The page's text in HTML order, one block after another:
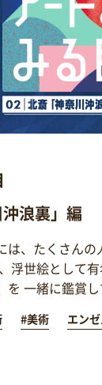
浪裏」編
は、たくさん
浮世絵として
一緒に鑑賞し
#美術 エン